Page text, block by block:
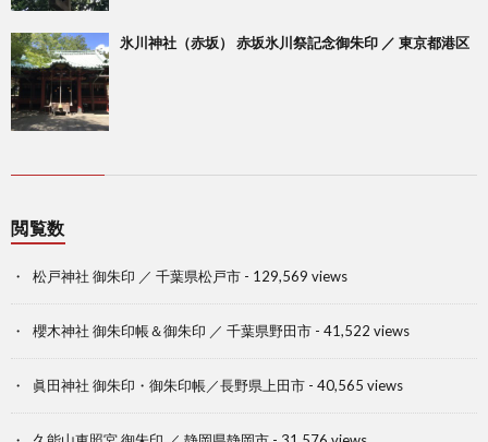
氷川神社（赤坂） 赤坂氷川祭記念御朱印 ／ 東京都港区
閲覧数
松戸神社 御朱印 ／ 千葉県松戸市 - 129,569 views
櫻木神社 御朱印帳＆御朱印 ／ 千葉県野田市 - 41,522 views
眞田神社 御朱印・御朱印帳／長野県上田市 - 40,565 views